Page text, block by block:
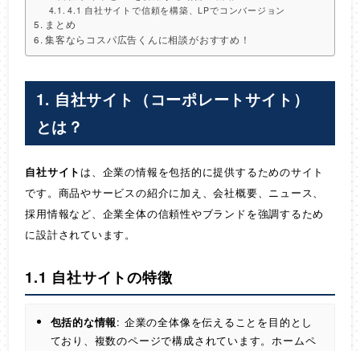
4.1 自社サイトで信頼を構築、LPでコンバージョン
まとめ
集客ならコスパ広告くんに相談がおすすめ！
1. 自社サイト（コーポレートサイト）
とは？
自社サイト は、企業の情報を包括的に提供するためのサイト
です。商品やサービスの紹介に加え、会社概要、ニュース、
採用情報など、企業全体の信頼性やブランドを強調するため
に設計されています。
1.1 自社サイトの特徴
包括的な情報: 企業の全体像を伝えることを目的とし
ており、複数のページで構成されています。ホームペ